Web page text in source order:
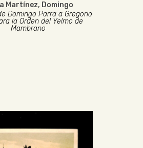
Martínez, Domingo
Domingo Parra a Gregorio
la Orden del Yelmo de
Mambrano